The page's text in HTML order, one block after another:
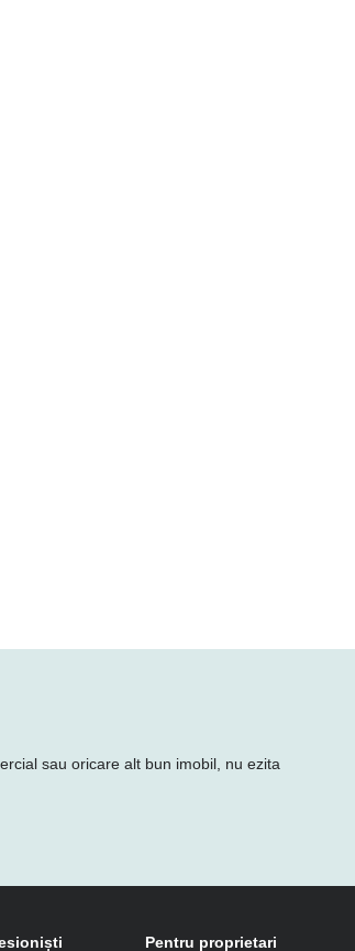
sau oricare alt bun imobil, nu ezita
Pentru proprietari